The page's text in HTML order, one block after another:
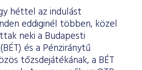
héttel az indulást
eddiginél többen, közel
neki a Budapesti
és a Pénziránytű
tőzsdejátékának, a BÉT